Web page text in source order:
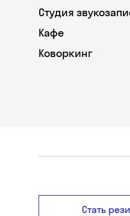
Студия
Кафе
Коворкинг
Стать